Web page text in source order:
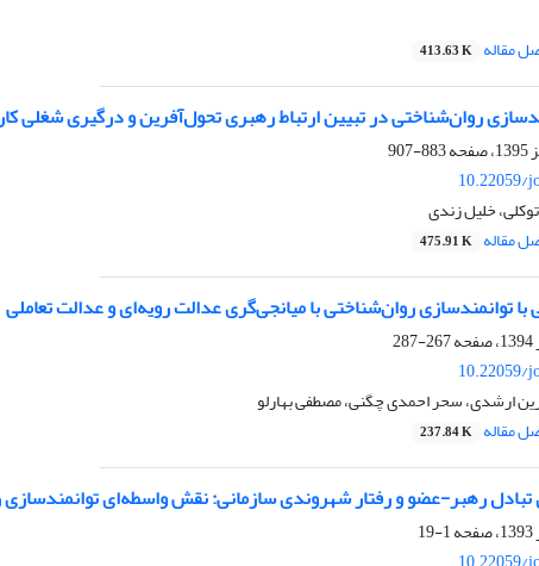
مقاله 413.63 K
روان‌شناختی در تبیین ارتباط رهبری تحول‌آفرین و درگیری شغلی
883-907
10.22059/
خلیل زندی
مقاله 475.91 K
با توانمندسازی روان‌شناختی با میانجی‌گری عدالت رویه‌ای و عدالت تعاملی
267-287
10.22059/
ارشدی، سحر احمدی چگنی، مصطفی بهارلو
مقاله 237.84 K
تبادل رهبر-عضو و رفتار شهروندی سازمانی: نقش واسطه‌ای
1-19